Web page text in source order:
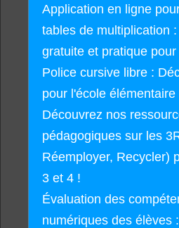
Application en ligne
tables de multiplication
gratuite et pratique
Police cursive libre :
pour l'école élémentaire
Découvrez nos
pédagogiques sur les
Réemployer, Recycler)
3 et 4 !
Évaluation des
numériques des élèves